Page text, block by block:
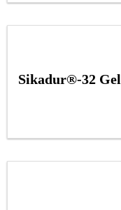
Sikadur®-32 Gel